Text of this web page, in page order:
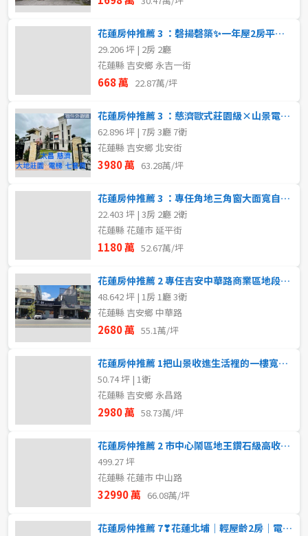
花蓮房仲推薦 3 ：磬揚磬築✨一年屋2房平車華廈
29.206 坪 | 2房 2廳
花蓮縣 吉安鄉 永吉一街
668 萬 22.87萬/坪
花蓮房仲推薦 3 ：慈濟歐式莊園級×山景電梯農舍7套房
62.896 坪 | 7房 3廳 7衛
花蓮縣 吉安鄉 北安街
3980 萬 63.28萬/坪
花蓮房仲推薦 3 ：專任角地三角窗大面寬自帶停車店住
22.403 坪 | 3房 2廳 2衛
花蓮縣 花蓮市 延平街
1180 萬 52.67萬/坪
花蓮房仲推薦 2 專任吉安中華路商業區地段優越大地坪收租店面
48.642 坪 | 1房 1廳 3衛
花蓮縣 吉安鄉 中華路
2680 萬 55.1萬/坪
花蓮房仲推薦 1把山景收進生活裡的一樓寬敞農舍
50.74 坪 | 1衛
花蓮縣 吉安鄉 永昌路
2980 萬 58.73萬/坪
花蓮房仲推薦 2 市中心鬧區地王鑽石級高收益大店面
499.27 坪
花蓮縣 花蓮市 中山路
32990 萬 66.08萬/坪
花蓮房仲推薦 7❣花蓮北埔｜輕屋齡2房｜電梯華廈